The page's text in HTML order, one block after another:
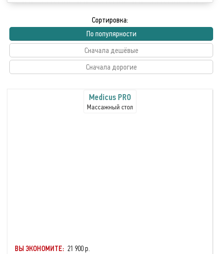
Сортировка:
По популярности
Сначала дешёвые
Сначала дорогие
Medicus PRO
Массажный стол
ВЫ ЭКОНОМИТЕ: 21 900 р.